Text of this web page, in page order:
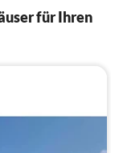
für Ihren